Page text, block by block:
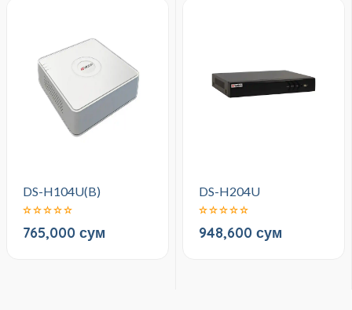
DS-H104U(B)
765,000 сум
DS-H204U
948,600 сум